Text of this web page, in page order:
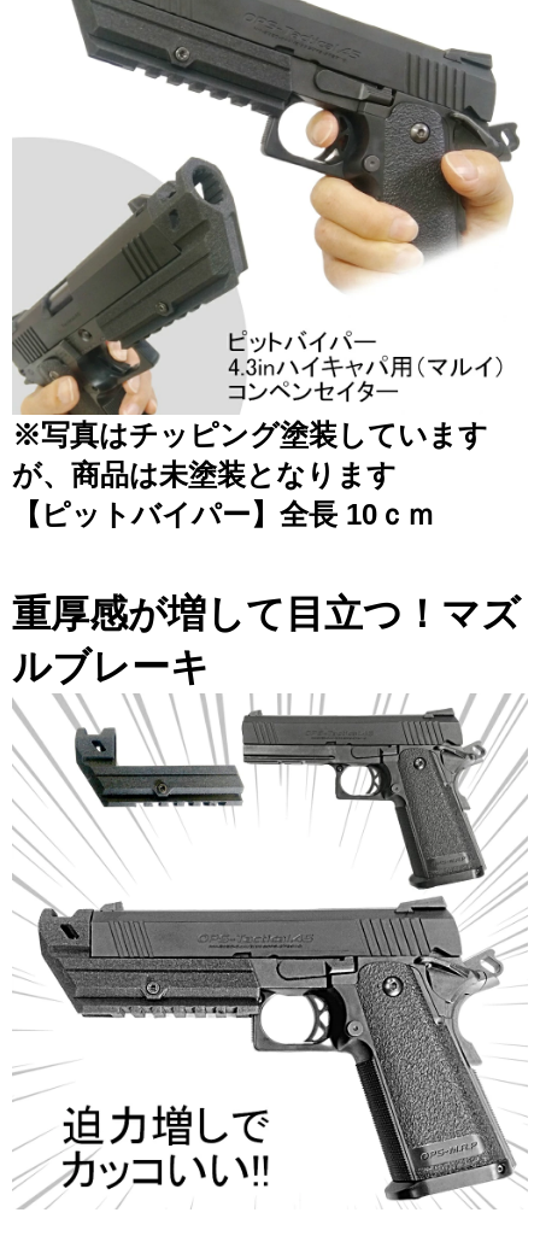
※写真はチッピング塗装しています
が、商品は未塗装となります
【ピットバイパー】全長 10ｃｍ
重厚感が増して目立つ！マズ
ルブレーキ